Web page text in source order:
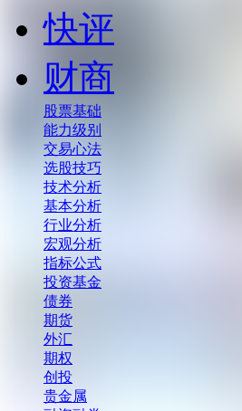
快评
财商
股票基础
能力级别
交易心法
选股技巧
技术分析
基本分析
行业分析
宏观分析
指标公式
投资基金
债券
期货
外汇
期权
创投
贵金属